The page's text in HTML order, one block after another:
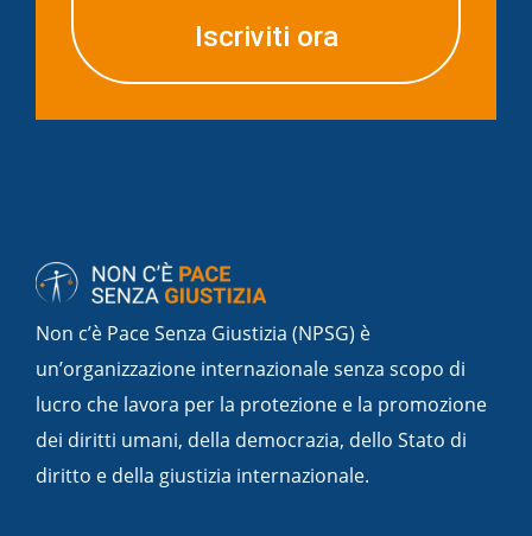
Iscriviti ora
Non c’è Pace Senza Giustizia (NPSG) è
un’organizzazione internazionale senza scopo di
lucro che lavora per la protezione e la promozione
dei diritti umani, della democrazia, dello Stato di
diritto e della giustizia internazionale.